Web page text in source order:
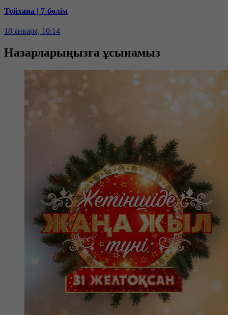
Тойхана | 7-бөлім
18 января, 10:14
Назарларыңызға ұсынамыз